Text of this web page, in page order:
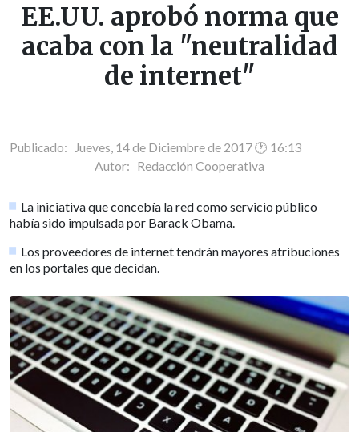
EE.UU. aprobó norma que
acaba con la "neutralidad
de internet"
Publicado: Jueves, 14 de Diciembre de 2017 🕐 16:13
Autor: Redacción Cooperativa
La iniciativa que concebía la red como servicio público
había sido impulsada por Barack Obama.
Los proveedores de internet tendrán mayores atribuciones
en los portales que decidan.